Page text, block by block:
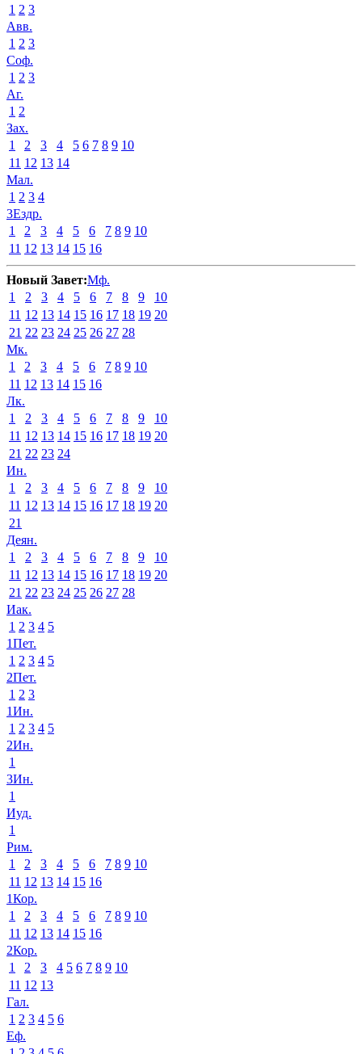
1 2 3
Авв.
1 2 3
Соф.
1 2 3
Аг.
1 2
Зах.
1
2 3 4 5 6 7 8 9 10
11 12 13 14
Мал.
1 2 3 4
3Ездр.
1
2 3 4 5 6 7 8 9 10
11 12 13 14 15 16
Новый Завет:Мф.
1
2 3 4 5 6 7 8 9
10
11 12 13 14 15 16 17 18 19 20
21 22 23 24 25 26 27 28
Мк.
1
2 3 4 5 6 7 8 9 10
11 12 13 14 15 16
Лк.
1
2 3 4 5 6 7 8 9
10
11 12 13 14 15 16 17 18 19 20
21 22 23 24
Ин.
1
2 3 4 5 6 7 8 9
10
11 12 13 14 15 16 17 18 19 20
21
Деян.
1
2 3 4 5 6 7 8 9
10
11 12 13 14 15 16 17 18 19 20
21 22 23 24 25 26 27 28
Иак.
1 2 3 4 5
1Пет.
1 2 3 4 5
2Пет.
1 2 3
1Ин.
1 2 3 4 5
2Ин.
1
3Ин.
1
Иуд.
1
Рим.
1
2 3 4 5 6 7 8 9 10
11 12 13 14 15 16
1Кор.
1
2 3 4 5 6 7 8 9 10
11 12 13 14 15 16
2Кор.
1
2 3 4 5 6 7 8 9 10
11 12 13
Гал.
1 2 3 4 5 6
Еф.